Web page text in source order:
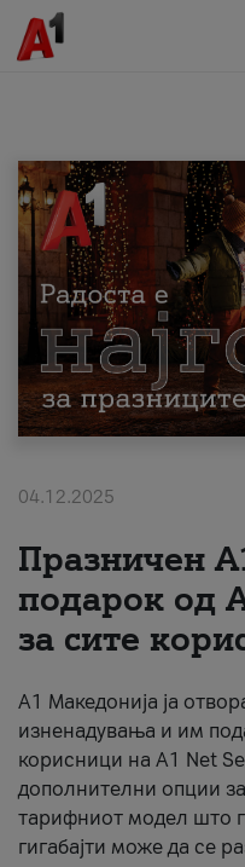
МК EN SQ
Приватни
Поддршка
Надополни кредит
За нас
#ПодобарОнлајн
04.12.2025
Празничен
подарок од
за сите
А1 Македонија ја
изненадувања и им
корисници на A1 Net
дополнителни опции
тарифниот модел што
гигабајти може да се